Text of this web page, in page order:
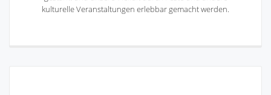
kulturelle Veranstaltungen erlebbar gemacht werden.